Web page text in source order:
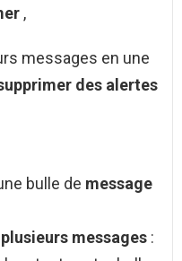
,
messages en une
des alertes
bulle de message
plusieurs messages :